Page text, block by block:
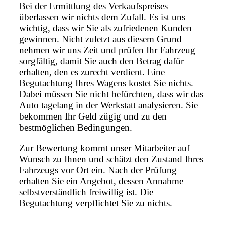
Bei der Ermittlung des Verkaufspreises
überlassen wir nichts dem Zufall. Es ist uns
wichtig, dass wir Sie als zufriedenen Kunden
gewinnen. Nicht zuletzt aus diesem Grund
nehmen wir uns Zeit und prüfen Ihr Fahrzeug
sorgfältig, damit Sie auch den Betrag dafür
erhalten, den es zurecht verdient. Eine
Begutachtung Ihres Wagens kostet Sie nichts.
Dabei müssen Sie nicht befürchten, dass wir das
Auto tagelang in der Werkstatt analysieren. Sie
bekommen Ihr Geld zügig und zu den
bestmöglichen Bedingungen.
Zur Bewertung kommt unser Mitarbeiter auf
Wunsch zu Ihnen und schätzt den Zustand Ihres
Fahrzeugs vor Ort ein. Nach der Prüfung
erhalten Sie ein Angebot, dessen Annahme
selbstverständlich freiwillig ist. Die
Begutachtung verpflichtet Sie zu nichts.